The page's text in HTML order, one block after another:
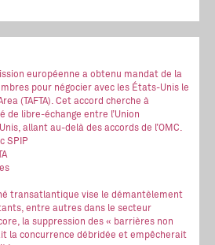
européenne a obtenu mandat de la
pour négocier avec les États-Unis le
(TAFTA). Cet accord cherche à
de libre-échange entre l’Union
allant au-delà des accords de l’OMC.
SPIP
transatlantique vise le démantèlement
entre autres dans le secteur
la suppression des « barrières non
la concurrence débridée et empêcherait